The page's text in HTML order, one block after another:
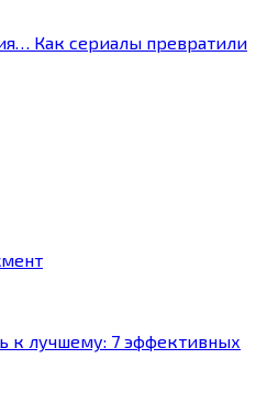
Как сериалы превратили
к лучшему: 7 эффективных